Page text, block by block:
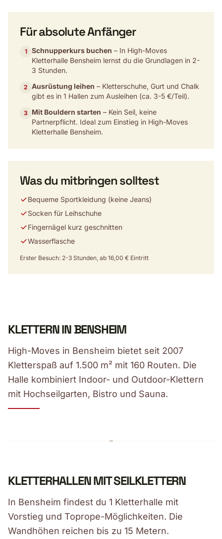
Für absolute Anfänger
1 Schnupperkurs buchen – In High-Moves
Kletterhalle Bensheim lernst du die Grundlagen in 2-
3 Stunden.
2 Ausrüstung leihen – Kletterschuhe, Gurt und Chalk
gibt es in 1 Hallen zum Ausleihen (ca. 3-5 €/Teil).
3 Mit Bouldern starten – Kein Seil, keine
Partnerpflicht. Ideal zum Einstieg in High-Moves
Kletterhalle Bensheim.
Was du mitbringen solltest
Bequeme Sportkleidung (keine Jeans)
Socken für Leihschuhe
Fingernägel kurz geschnitten
Wasserflasche
Erster Besuch: 2-3 Stunden, ab 16,00 € Eintritt
KLETTERN IN BENSHEIM
High-Moves in Bensheim bietet seit 2007
Kletterspaß auf 1.500 m² mit 160 Routen. Die
Halle kombiniert Indoor- und Outdoor-Klettern
mit Hochseilgarten, Bistro und Sauna.
KLETTERHALLEN MIT SEILKLETTERN
In Bensheim findest du 1 Kletterhalle mit
Vorstieg und Toprope-Möglichkeiten. Die
Wandhöhen reichen bis zu 15 Metern.